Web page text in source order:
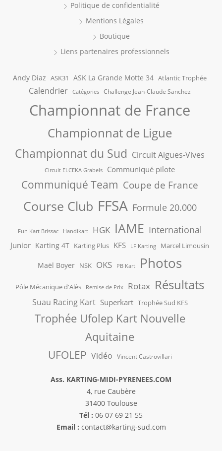
Politique de confidentialité
Mentions Légales
Boutique
Liens partenaires professionnels
Andy Diaz ASK31 ASK La Grande Motte 34 Atlantic Trophée
Calendrier Catégories Challenge Jean-Claude Sanchez
Championnat de France
Championnat de Ligue
Championnat du Sud Circuit Aigues-Vives
Circuit ELCEKA Grabels Communiqué pilote
Communiqué Team Coupe de France
Course Club FFSA Formule 20.000
Fun Kart Brissac Handikart HGK IAME International
Junior Karting 4T Karting Plus KFS LF Karting Marcel Limousin
Maël Boyer NSK OKS PB Kart Photos
Pôle Mécanique d'Alès Remise de Prix Rotax Résultats
Suau Racing Kart Superkart Trophée Sud KFS
Trophée Ufolep Kart Nouvelle
Aquitaine
UFOLEP Vidéo Vincent Castrovillari
Ass. KARTING-MIDI-PYRENEES.COM
4, rue Caubère
31400 Toulouse
Tél : 06 07 69 21 55
Email : contact@karting-sud.com